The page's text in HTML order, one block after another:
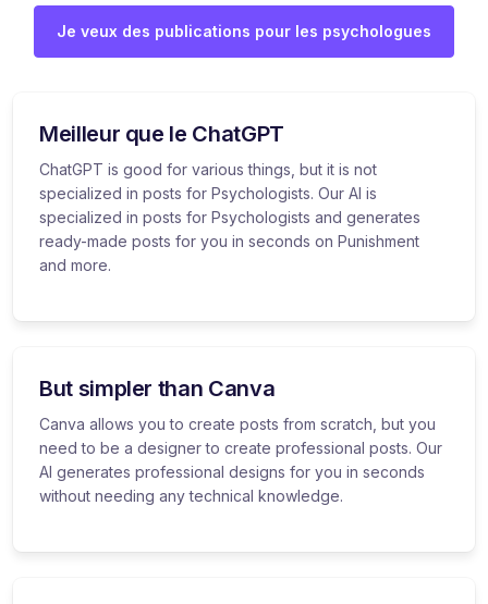
Je veux des publications pour les psychologues
Meilleur que le ChatGPT
ChatGPT is good for various things, but it is not
specialized in posts for Psychologists. Our AI is
specialized in posts for Psychologists and generates
ready-made posts for you in seconds on Punishment
and more.
But simpler than Canva
Canva allows you to create posts from scratch, but you
need to be a designer to create professional posts. Our
AI generates professional designs for you in seconds
without needing any technical knowledge.